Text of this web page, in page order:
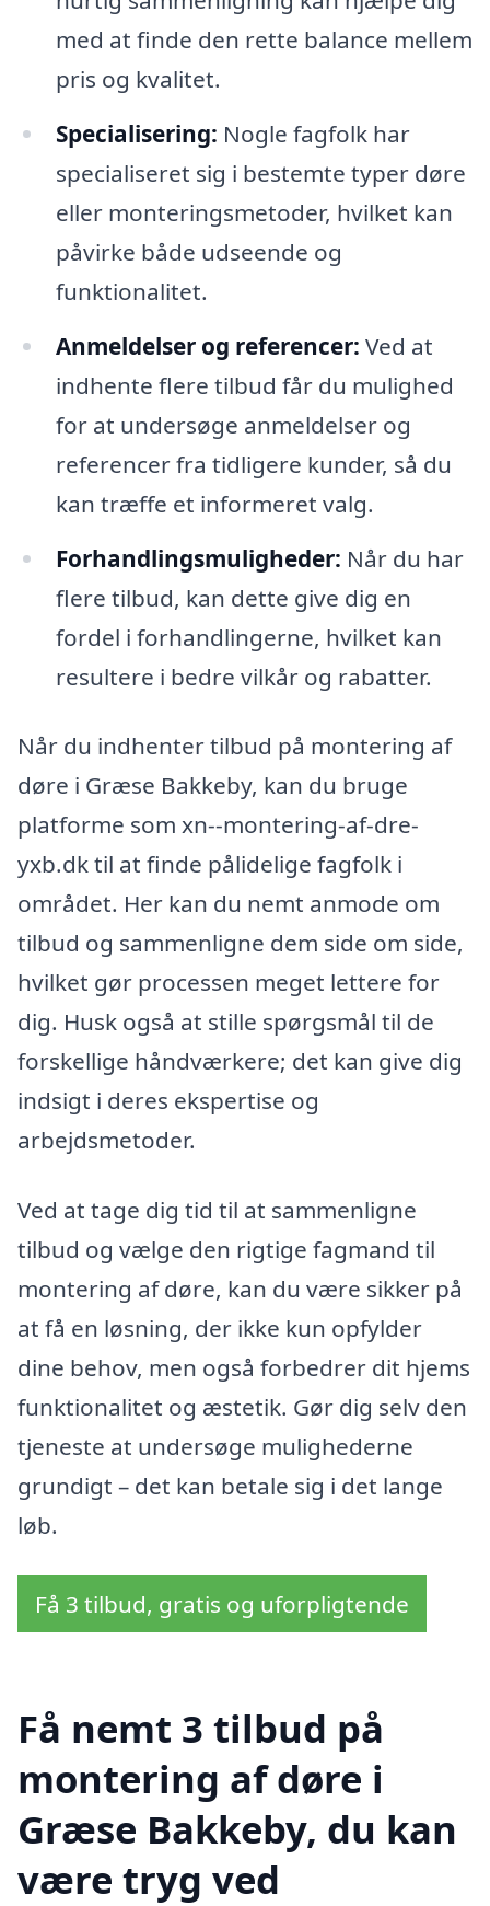
med at finde den rette balance mellem
pris og kvalitet.
Specialisering: Nogle fagfolk har
specialiseret sig i bestemte typer døre
eller monteringsmetoder, hvilket kan
påvirke både udseende og
funktionalitet.
Anmeldelser og referencer: Ved at
indhente flere tilbud får du mulighed
for at undersøge anmeldelser og
referencer fra tidligere kunder, så du
kan træffe et informeret valg.
Forhandlingsmuligheder: Når du har
flere tilbud, kan dette give dig en
fordel i forhandlingerne, hvilket kan
resultere i bedre vilkår og rabatter.
Når du indhenter tilbud på montering af
døre i Græse Bakkeby, kan du bruge
platforme som xn--montering-af-dre-
yxb.dk til at finde pålidelige fagfolk i
området. Her kan du nemt anmode om
tilbud og sammenligne dem side om side,
hvilket gør processen meget lettere for
dig. Husk også at stille spørgsmål til de
forskellige håndværkere; det kan give dig
indsigt i deres ekspertise og
arbejdsmetoder.
Ved at tage dig tid til at sammenligne
tilbud og vælge den rigtige fagmand til
montering af døre, kan du være sikker på
at få en løsning, der ikke kun opfylder
dine behov, men også forbedrer dit hjems
funktionalitet og æstetik. Gør dig selv den
tjeneste at undersøge mulighederne
grundigt – det kan betale sig i det lange
løb.
Få 3 tilbud, gratis og uforpligtende
Få nemt 3 tilbud på
montering af døre i
Græse Bakkeby, du kan
være tryg ved